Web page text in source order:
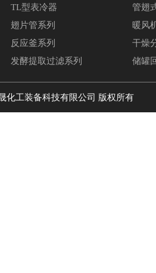
TL型表冷器
管翅
翅片管系列
暖风
反应釜系列
干燥
发酵提取过滤系列 储罐
化工装备科技有限公司 版权所有